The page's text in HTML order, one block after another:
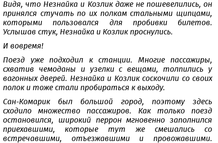
Видя, что Незнайка и Козлик даже не пошевелились, он
принялся стучать по их полкам стальными щипцами,
которыми пользовался для пробивки билетов.
Услышав стук, Незнайка и Козлик проснулись.
И вовремя!
Поезд уже подходил к станции. Многие пассажиры,
схватив чемоданы и узелки с вещами, толпились у
вагонных дверей. Незнайка и Козлик соскочили со своих
полок и тоже стали пробираться к выходу.
Сан-Комарик был большой город, поэтому здесь
сходило множество пассажиров. Как только поезд
остановился, широкий перрон мгновенно заполнился
приехавшими, которые тут же смешались со
встречавшими, отъезжавшими и провожавшими.